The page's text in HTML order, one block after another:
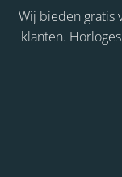
Wij bieden gratis
klanten.